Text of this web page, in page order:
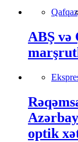
ABŞ və
optik